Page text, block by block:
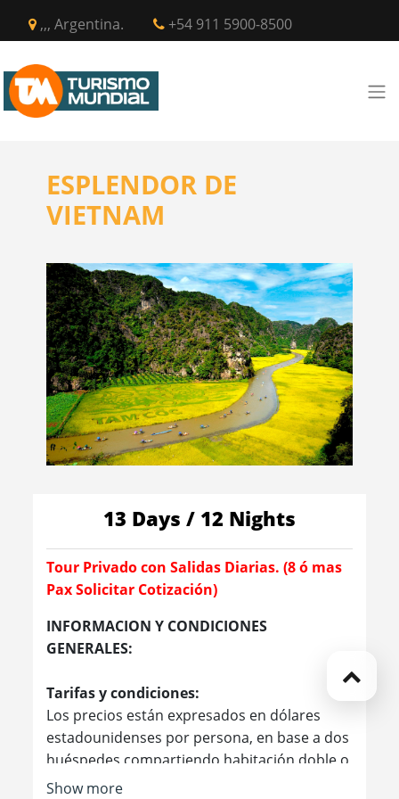
,,, Argentina. +54 911 5900-8500
ESPLENDOR DE
VIETNAM
13 Days / 12 Nights
Tour Privado con Salidas Diarias. (8 ó mas
Pax Solicitar Cotización)
INFORMACION Y CONDICIONES
GENERALES:
Tarifas y condiciones:
Los precios están expresados ​​en dólares
estadounidenses por persona, en base a dos
huéspedes compartiendo habitación doble o
twin en los hoteles mencionados. Las tarifas
Show more